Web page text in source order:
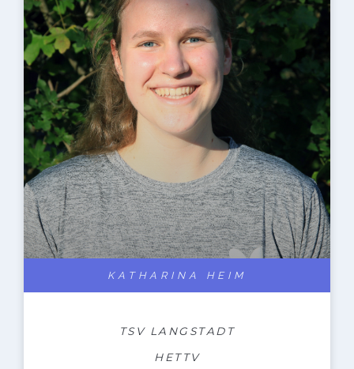
KATHARINA HEIM
TSV LANGSTADT
HETTV